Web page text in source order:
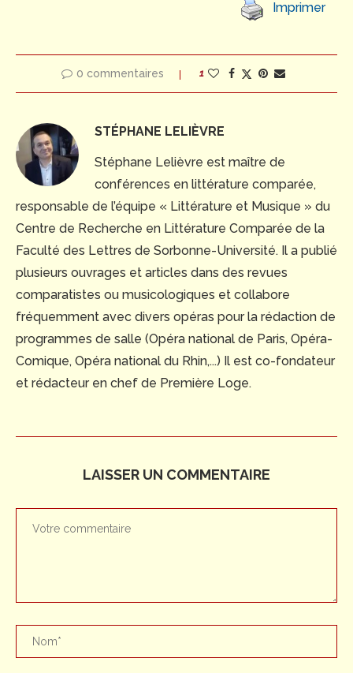
Imprimer
0 commentaires 1
STÉPHANE LELIÈVRE
Stéphane Lelièvre est maître de
conférences en littérature comparée,
responsable de l’équipe « Littérature et Musique » du
Centre de Recherche en Littérature Comparée de la
Faculté des Lettres de Sorbonne-Université. Il a publié
plusieurs ouvrages et articles dans des revues
comparatistes ou musicologiques et collabore
fréquemment avec divers opéras pour la rédaction de
programmes de salle (Opéra national de Paris, Opéra-
Comique, Opéra national du Rhin,...) Il est co-fondateur
et rédacteur en chef de Première Loge.
LAISSER UN COMMENTAIRE